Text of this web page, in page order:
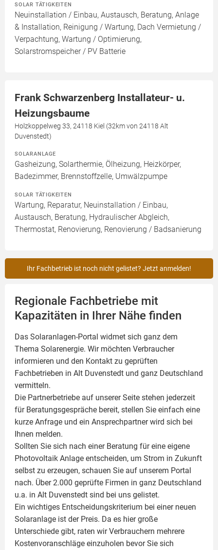
SOLAR TÄTIGKEITEN
Neuinstallation / Einbau, Austausch, Beratung, Anlage
& Installation, Reinigung / Wartung, Dach Vermietung /
Verpachtung, Wartung / Optimierung,
Solarstromspeicher / PV Batterie
Frank Schwarzenberg Installateur- u.
Heizungsbaume
Holzkoppelweg 33, 24118 Kiel (32km von 24118 Alt
Duvenstedt)
SOLARANLAGE
Gasheizung, Solarthermie, Ölheizung, Heizkörper,
Badezimmer, Brennstoffzelle, Umwälzpumpe
SOLAR TÄTIGKEITEN
Wartung, Reparatur, Neuinstallation / Einbau,
Austausch, Beratung, Hydraulischer Abgleich,
Thermostat, Renovierung, Renovierung / Badsanierung
Ihr Fachbetrieb ist noch nicht gelistet? Jetzt anmelden!
Regionale Fachbetriebe mit
Kapazitäten in Ihrer Nähe finden
Das Solaranlagen-Portal widmet sich ganz dem
Thema Solarenergie. Wir möchten Verbraucher
informieren und den Kontakt zu geprüften
Fachbetrieben in Alt Duvenstedt und ganz Deutschland
vermitteln.
Die Partnerbetriebe auf unserer Seite stehen jederzeit
für Beratungsgespräche bereit, stellen Sie einfach eine
kurze Anfrage und ein Ansprechpartner wird sich bei
Ihnen melden.
Sollten Sie sich nach einer Beratung für eine eigene
Photovoltaik Anlage entscheiden, um Strom in Zukunft
selbst zu erzeugen, schauen Sie auf unserem Portal
nach. Über 2.000 geprüfte Firmen in ganz Deutschland
u.a. in Alt Duvenstedt sind bei uns gelistet.
Ein wichtiges Entscheidungskriterium bei einer neuen
Solaranlage ist der Preis. Da es hier große
Unterschiede gibt, raten wir Verbrauchern mehrere
Kostenvoranschläge einzuholen bevor Sie sich